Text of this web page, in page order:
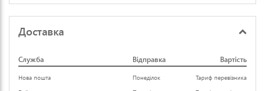
Доставка
Служба Відправка Вартість
Нова пошта Понеділок
Тариф перевізника